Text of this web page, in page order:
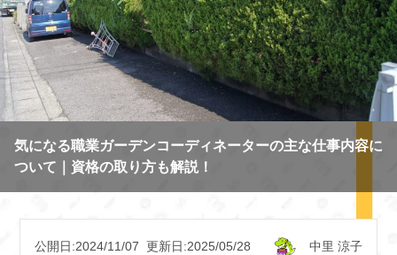
気になる職業ガーデンコーディネーターの主な仕事内容に
ついて｜資格の取り方も解説！
公開日:2024/11/07 更新日:2025/05/28 中里 涼子